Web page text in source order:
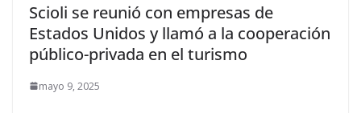
Scioli se reunió con empresas de
Estados Unidos y llamó a la cooperación
público-privada en el turismo
mayo 9, 2025